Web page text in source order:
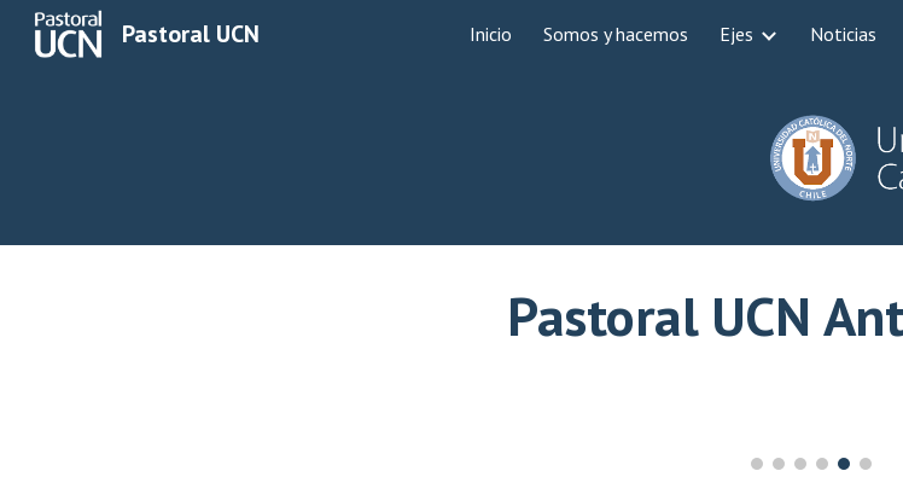
Skip to main content
Pastoral UCN Inicio Somos y hacemos Ejes Noticias
Pastoral UCN